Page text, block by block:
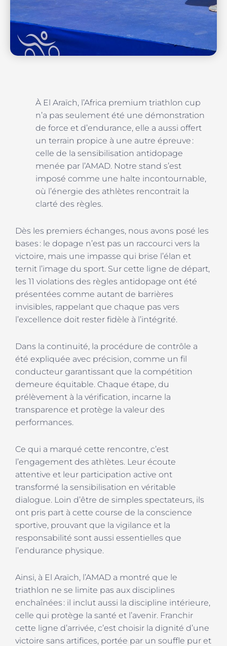
À El Araïch, l’Africa premium triathlon cup
n’a pas seulement été une démonstration
de force et d’endurance, elle a aussi offert
un terrain propice à une autre épreuve :
celle de la sensibilisation antidopage
menée par l’AMAD. Notre stand s’est
imposé comme une halte incontournable,
où l’énergie des athlètes rencontrait la
clarté des règles.
Dès les premiers échanges, nous avons posé les
bases : le dopage n’est pas un raccourci vers la
victoire, mais une impasse qui brise l’élan et
ternit l’image du sport. Sur cette ligne de départ,
les 11 violations des règles antidopage ont été
présentées comme autant de barrières
invisibles, rappelant que chaque pas vers
l’excellence doit rester fidèle à l’intégrité.
Dans la continuité, la procédure de contrôle a
été expliquée avec précision, comme un fil
conducteur garantissant que la compétition
demeure équitable. Chaque étape, du
prélèvement à la vérification, incarne la
transparence et protège la valeur des
performances.
Ce qui a marqué cette rencontre, c’est
l’engagement des athlètes. Leur écoute
attentive et leur participation active ont
transformé la sensibilisation en véritable
dialogue. Loin d’être de simples spectateurs, ils
ont pris part à cette course de la conscience
sportive, prouvant que la vigilance et la
responsabilité sont aussi essentielles que
l’endurance physique.
Ainsi, à El Araïch, l’AMAD a montré que le
triathlon ne se limite pas aux disciplines
enchaînées : il inclut aussi la discipline intérieure,
celle qui protège la santé et l’avenir. Franchir
cette ligne d’arrivée, c’est choisir la dignité d’une
victoire sans artifices, portée par un souffle pur et